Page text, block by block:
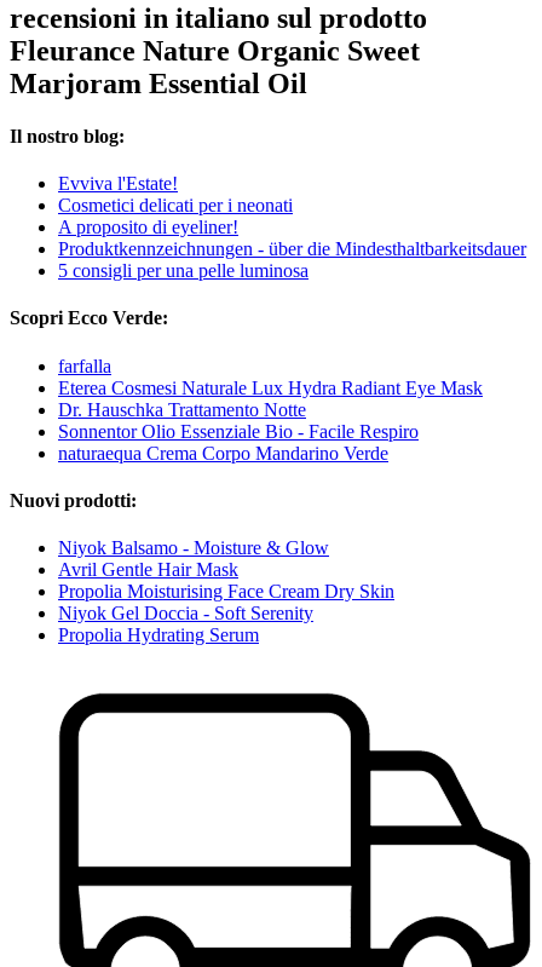
recensioni in italiano sul prodotto
Fleurance Nature Organic Sweet
Marjoram Essential Oil
Il nostro blog:
Evviva l'Estate!
Cosmetici delicati per i neonati
A proposito di eyeliner!
Produktkennzeichnungen - über die Mindesthaltbarkeitsdauer
5 consigli per una pelle luminosa
Scopri Ecco Verde:
farfalla
Eterea Cosmesi Naturale Lux Hydra Radiant Eye Mask
Dr. Hauschka Trattamento Notte
Sonnentor Olio Essenziale Bio - Facile Respiro
naturaequa Crema Corpo Mandarino Verde
Nuovi prodotti:
Niyok Balsamo - Moisture & Glow
Avril Gentle Hair Mask
Propolia Moisturising Face Cream Dry Skin
Niyok Gel Doccia - Soft Serenity
Propolia Hydrating Serum